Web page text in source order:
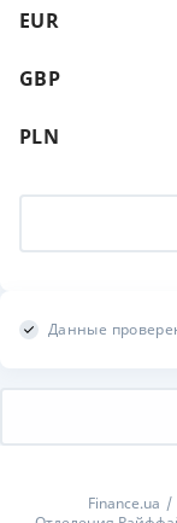
EUR
GBP
PLN
Данные
Finance.ua